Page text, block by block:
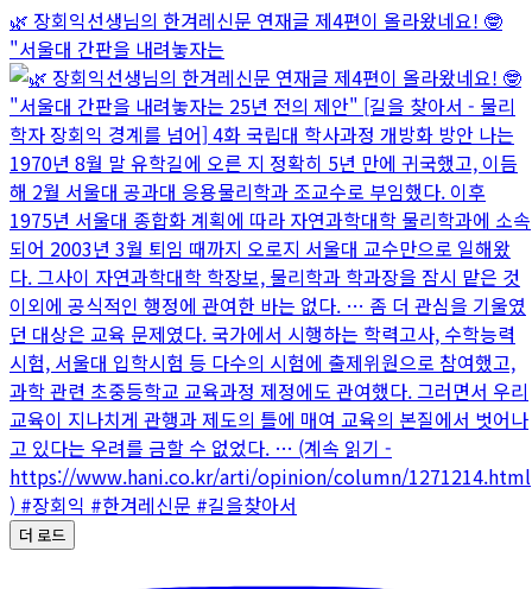
🌿 장회익선생님의 한겨레신문 연재글 제4편이 올라왔네요! 🤓
"서울대 간판을 내려놓자는
더 로드